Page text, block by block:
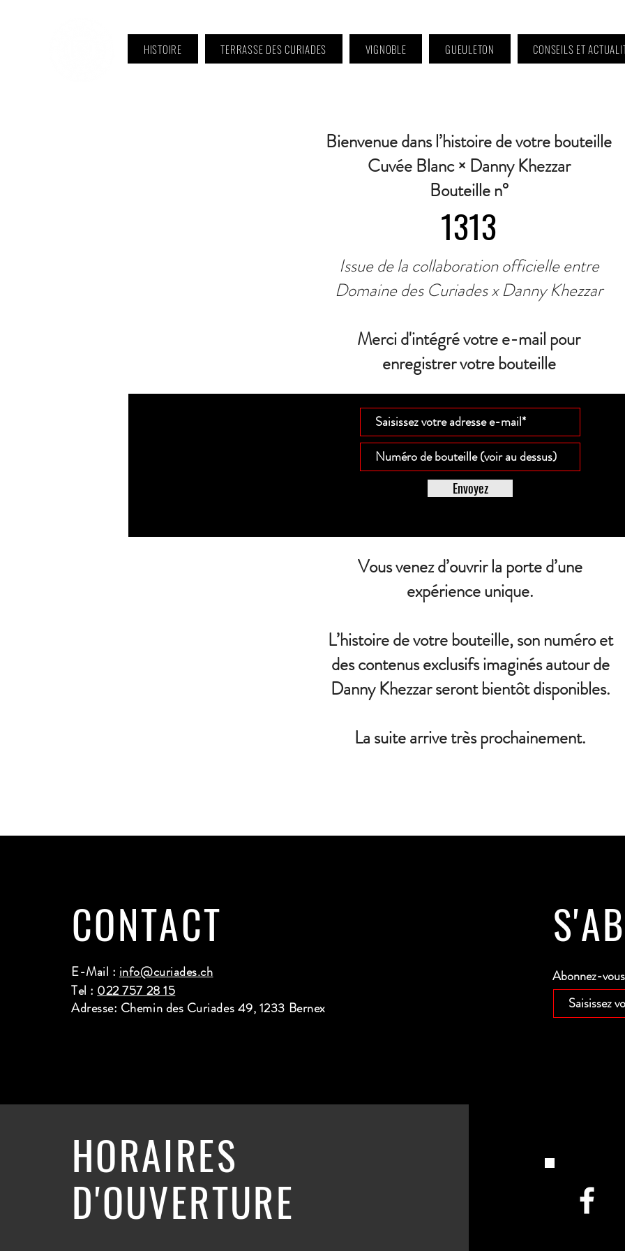
HISTOIRE TERRASSE DES CURIADES VIGNOBLE GUEULETON CONSEILS ET
Bienvenue dans l’histoire de votre bouteille
Cuvée Blanc × Danny Khezzar
Bouteille n°
1313
Issue de la collaboration officielle entre
Domaine des Curiades x Danny Khezzar
Merci d'intégré votre e-mail pour
enregistrer votre bouteille
Envoyez
Vous venez d’ouvrir la porte d’une
expérience unique.
L’histoire de votre bouteille, son numéro et
des contenus exclusifs imaginés autour de
Danny Khezzar seront bientôt disponibles.
La suite arrive très prochainement.
CONTACT
E-Mail : info@curiades.ch
Tel : 022 757 28 15
Adresse: Chemin des Curiades 49, 1233 Bernex
Abonnez-
HORAIRES
D'OUVERTURE